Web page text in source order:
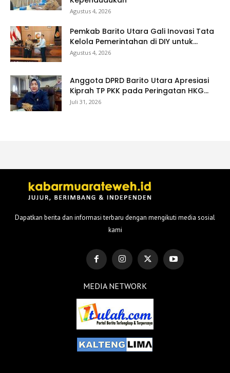
Agustus 4, 2026
Pemkab Barito Utara Gali Inovasi Tata
Kelola Pemerintahan di DIY untuk...
Agustus 4, 2026
Anggota DPRD Barito Utara Apresiasi
Kiprah TP PKK pada Peringatan HKG...
Juli 31, 2026
Dapatkan berita dan informasi terbaru dengan mengikuti media sosial
kami
MEDIA NETWORK